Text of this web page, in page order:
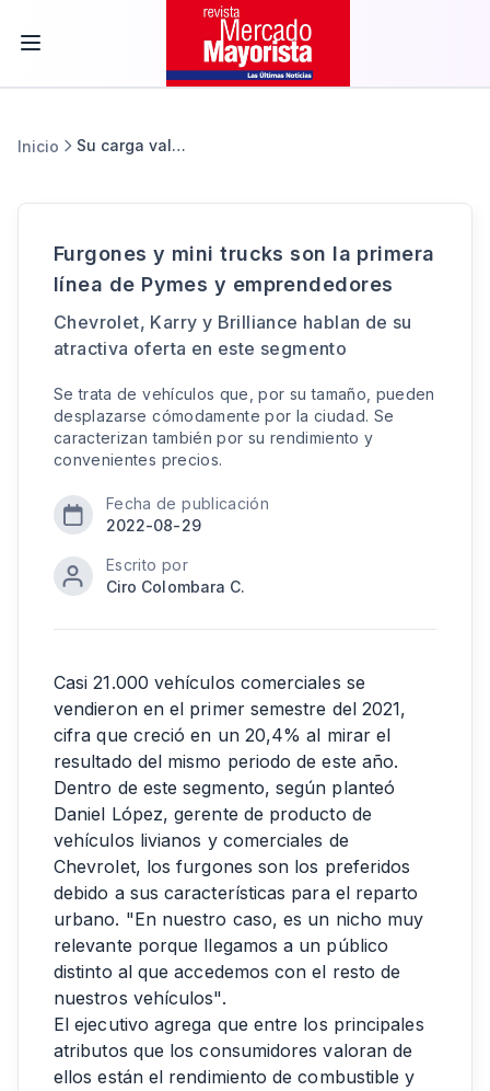
Inicio Su carga valiosa
Furgones y mini trucks son la primera
línea de Pymes y emprendedores
Chevrolet, Karry y Brilliance hablan de su
atractiva oferta en este segmento
Se trata de vehículos que, por su tamaño, pueden
desplazarse cómodamente por la ciudad. Se
caracterizan también por su rendimiento y
convenientes precios.
Fecha de publicación
2022-08-29
Escrito por
Ciro Colombara C.
Casi 21.000 vehículos comerciales se
vendieron en el primer semestre del 2021,
cifra que creció en un 20,4% al mirar el
resultado del mismo periodo de este año.
Dentro de este segmento, según planteó
Daniel López, gerente de producto de
vehículos livianos y comerciales de
Chevrolet, los furgones son los preferidos
debido a sus características para el reparto
urbano. "En nuestro caso, es un nicho muy
relevante porque llegamos a un público
distinto al que accedemos con el resto de
nuestros vehículos".
El ejecutivo agrega que entre los principales
atributos que los consumidores valoran de
ellos están el rendimiento de combustible y